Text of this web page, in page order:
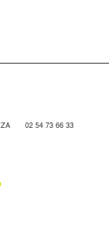
02 54 73 66 33